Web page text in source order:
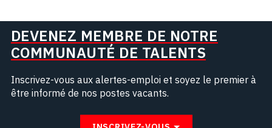
DEVENEZ MEMBRE DE NOTRE
COMMUNAUTÉ DE TALENTS
Inscrivez-vous aux alertes-emploi et soyez le premier à
être informé de nos postes vacants.